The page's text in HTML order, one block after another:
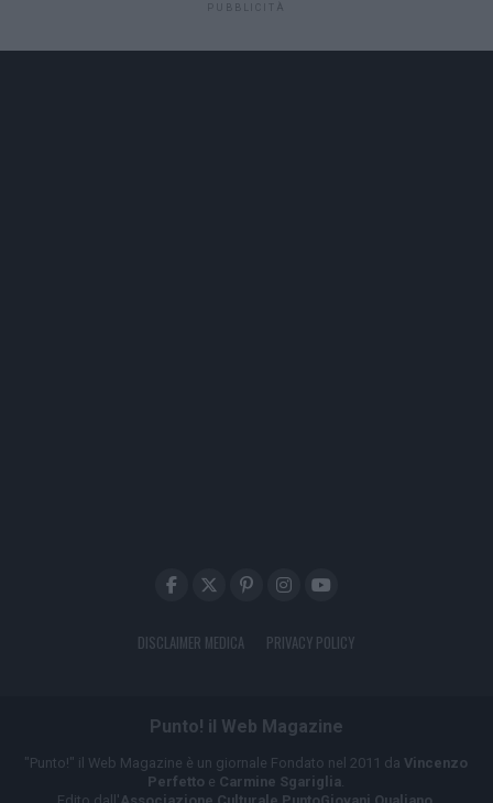
PUBBLICITÀ
DISCLAIMER MEDICA PRIVACY POLICY
Punto! il Web Magazine
"Punto!" il Web Magazine è un giornale Fondato nel 2011 da Vincenzo
Perfetto e Carmine Sgariglia.